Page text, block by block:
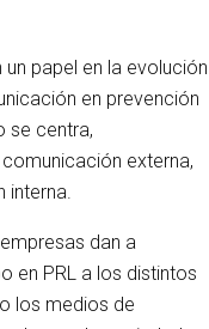
papel en la evolución
en prevención
se centra,
externa,
interna.
dan a
en PRL a los distintos
los medios de